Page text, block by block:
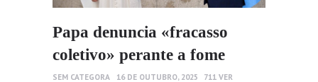
Papa denuncia «fracasso
coletivo» perante a fome
SEM CATEGORA 16 DE OUTUBRO, 2025 711 VER